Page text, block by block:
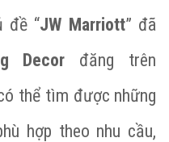
đề “JW Marriott” đã
Decor đăng trên
thể tìm được những
hợp theo nhu cầu,